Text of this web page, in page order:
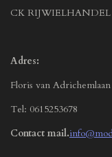
CK RIJWIELHANDEL
Adres:
Floris van
Tel: 0615253678
Contact mail.